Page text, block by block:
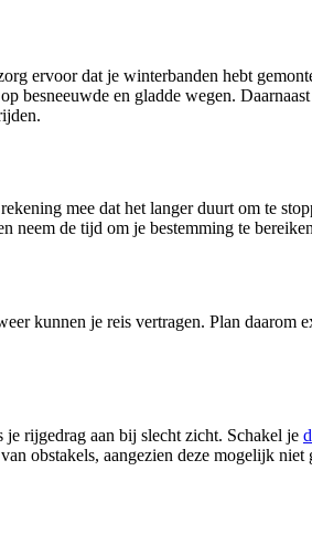
ervoor dat je winterbanden hebt
besneeuwde en gladde wegen.
mee dat het langer duurt om te
neem de tijd om je bestemming te
kunnen je reis vertragen. Plan daarom
rijgedrag aan bij slecht zicht. Schakel je
obstakels, aangezien deze mogelijk niet